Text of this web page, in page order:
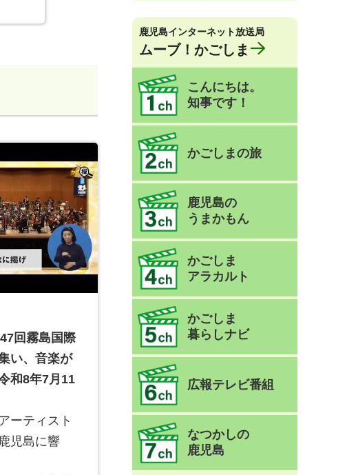
回霧島国際
い、音楽が
和8年7月11
ーティスト
児島に響
鹿児島インターネット放送局
ムーブ！かごしま
こんにちは。
知事です！
かごしまの旅
鹿児島の
うまかもん
かごしま
アラカルト
かごしま
暮らしナビ
広報テレビ番組
なつかしの
鹿児島